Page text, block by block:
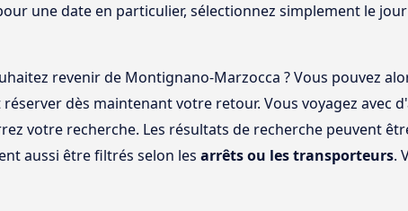
une date en particulier, sélectionnez simplement le
revenir de Montignano-Marzocca ? Vous pouvez
dès maintenant votre retour. Vous voyagez avec
votre recherche. Les résultats de recherche peuvent
aussi être filtrés selon les arrêts ou les transporteurs.